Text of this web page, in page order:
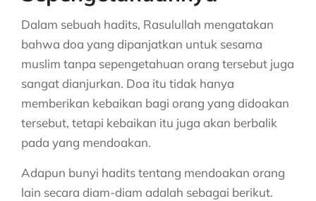
Dalam sebuah hadits, Rasulullah mengatakan
bahwa doa yang dipanjatkan untuk sesama
muslim tanpa sepengetahuan orang tersebut juga
sangat dianjurkan. Doa itu tidak hanya
memberikan kebaikan bagi orang yang didoakan
tersebut, tetapi kebaikan itu juga akan berbalik
pada yang mendoakan.
Adapun bunyi hadits tentang mendoakan orang
lain secara diam-diam adalah sebagai berikut.